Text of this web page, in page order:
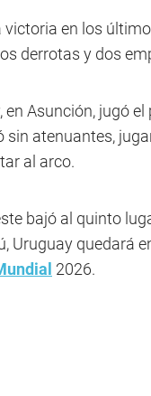
victoria en los
derrotas y dos
en Asunción, jugó
sin atenuantes,
al arco.
bajó al quinto
Uruguay quedará
2026.